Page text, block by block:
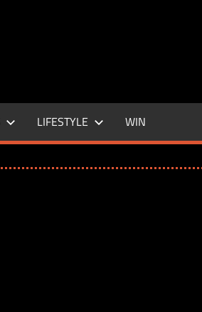
LIFESTYLE WIN